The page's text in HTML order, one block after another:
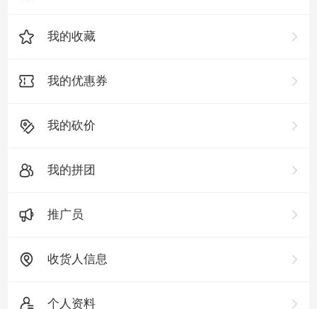
我的收藏
我的优惠券
我的砍价
我的拼团
推广员
收货人信息
个人资料